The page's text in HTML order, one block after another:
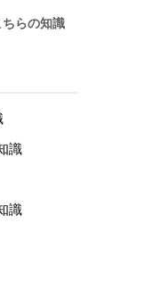
らの知識
識
識